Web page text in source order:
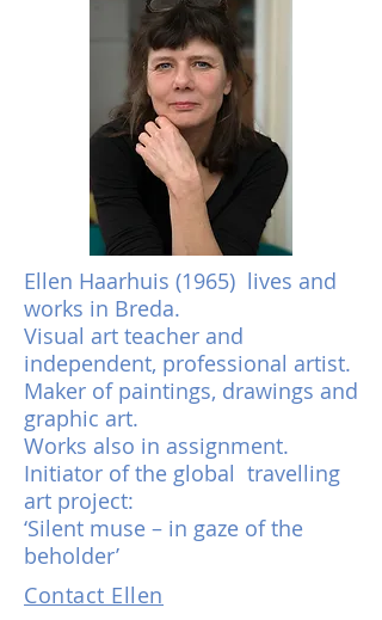
Ellen Haarhuis (1965) lives and
works in Breda.
Visual art teacher and
independent, professional artist.
Maker of paintings, drawings and
graphic art.
Works also in assignment.
Initiator of the global travelling
art project:
‘Silent muse – in gaze of the
beholder’
Contact Ellen